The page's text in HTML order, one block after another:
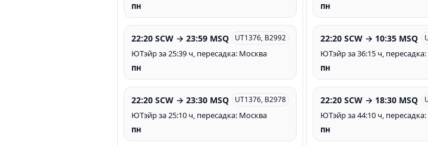
пн
22:20 SCW → 23:59 MSQ UT1376, B2992
ЮТэйр за 25:39 ч, пересадка: Москва
пн
22:20 SCW → 23:30 MSQ UT1376, B2978
ЮТэйр за 25:10 ч, пересадка: Москва
пн
пн
22:20 SCW → 10:35 MSQ
ЮТэйр за 36:15 ч,
пн
22:20 SCW → 18:30 MSQ
ЮТэйр за 44:10 ч,
пн